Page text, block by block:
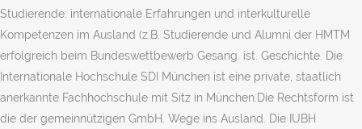
Studierende: internationale Erfahrungen und interkulturelle
Kompetenzen im Ausland (z.B. Studierende und Alumni der HMTM
erfolgreich beim Bundeswettbewerb Gesang. ist. Geschichte. Die
Internationale Hochschule SDI München ist eine private, staatlich
anerkannte Fachhochschule mit Sitz in München.Die Rechtsform ist
die der gemeinnützigen GmbH. Wege ins Ausland. Die IUBH